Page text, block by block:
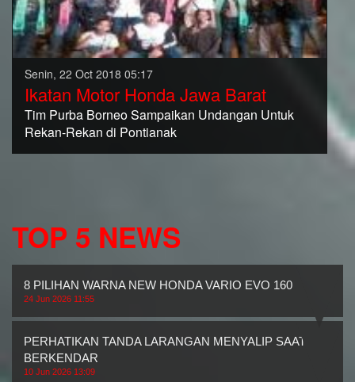
Senin, 22 Oct 2018 05:17
Ikatan Motor Honda Jawa Barat
Tim Purba Borneo Sampaikan Undangan Untuk
Rekan-Rekan di Pontianak
TOP 5 NEWS
8 PILIHAN WARNA NEW HONDA VARIO EVO 160
24 Jun 2026 11:55
PERHATIKAN TANDA LARANGAN MENYALIP SAAT
BERKENDAR
10 Jun 2026 13:09